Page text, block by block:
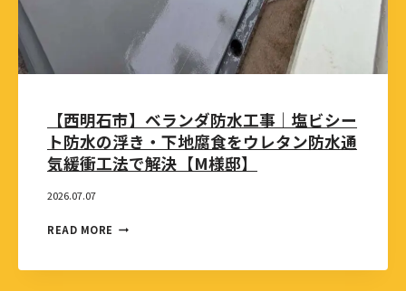
【西明石市】ベランダ防水工事｜塩ビシー
ト防水の浮き・下地腐食をウレタン防水通
気緩衝工法で解決【M様邸】
2026.07.07
READ MORE